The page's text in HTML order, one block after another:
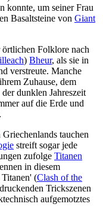
konnte, um seiner Frau
Basaltsteine von Giant
örtlichen Folklore nach
) Bheur, als sie in
verstreute. Manche
Zuhause, dem
dunklen Jahreszeit
auf die Erde und
tauchen
streift sogar jede
zufolge Titanen
in diesem
(Clash of the
Trickszenen
aufgemotztes